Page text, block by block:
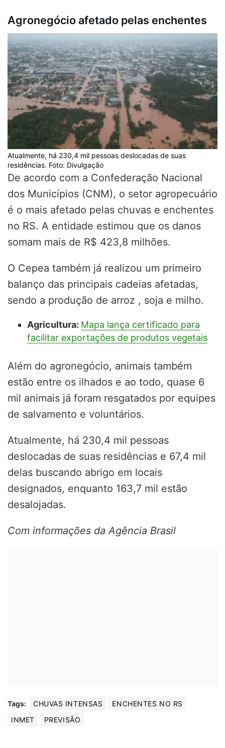
Agronegócio afetado pelas enchentes
Atualmente, há 230,4 mil pessoas deslocadas de suas
residências. Foto: Divulgação
De acordo com a Confederação Nacional
dos Municípios (CNM), o setor agropecuário
é o mais afetado pelas chuvas e enchentes
no RS. A entidade estimou que os danos
somam mais de R$ 423,8 milhões.
O Cepea também já realizou um primeiro
balanço das principais cadeias afetadas,
sendo a produção de arroz , soja e milho.
Agricultura: Mapa lança certificado para
facilitar exportações de produtos vegetais
Além do agronegócio, animais também
estão entre os ilhados e ao todo, quase 6
mil animais já foram resgatados por equipes
de salvamento e voluntários.
Atualmente, há 230,4 mil pessoas
deslocadas de suas residências e 67,4 mil
delas buscando abrigo em locais
designados, enquanto 163,7 mil estão
desalojadas.
Com informações da Agência Brasil
Tags: CHUVAS INTENSAS
ENCHENTES NO RS
INMET
PREVISÃO